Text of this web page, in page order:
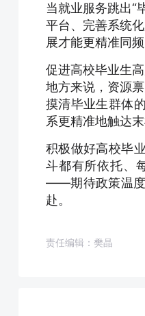
当就业服务跳出“
平台、完善系统
展才能更精准同频
促进高校毕业生
地方来说，资源
摸清毕业生群体
系更精准地触达
积极做好高校毕
斗都有所依托、
——期待政策温度
赴。
责任编辑：樊晶